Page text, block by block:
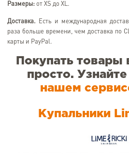
Размеры: от XS до XL.
Доставка. Есть и международная
раза больше времени, чем доставка по
карты и PayPal.
Покупать
просто. Узнайте
нашем
Купальники